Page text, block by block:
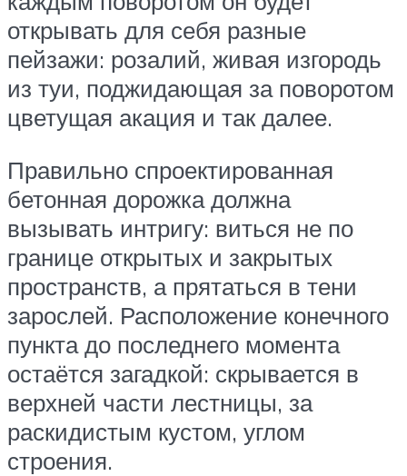
открывать для себя разные
пейзажи: розалий, живая изгородь
из туи, поджидающая за поворотом
цветущая акация и так далее.
Правильно спроектированная
бетонная дорожка должна
вызывать интригу: виться не по
границе открытых и закрытых
пространств, а прятаться в тени
зарослей. Расположение конечного
пункта до последнего момента
остаётся загадкой: скрывается в
верхней части лестницы, за
раскидистым кустом, углом
строения.